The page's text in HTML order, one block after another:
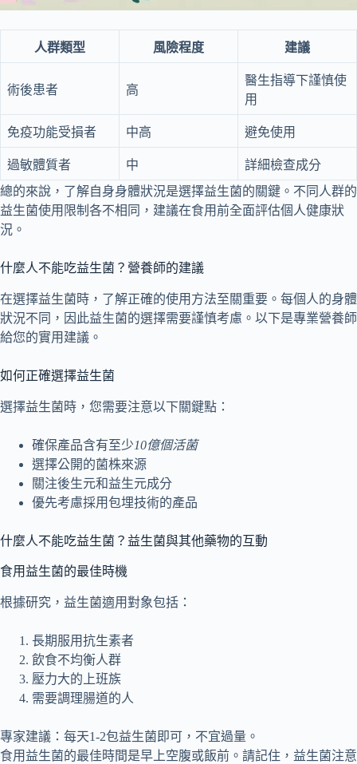
人群類型 風險程度 建議
術後患者 高
醫生指導下謹慎使
用
免疫功能受損者 中高 避免使用
過敏體質者 中
詳細檢查成分
總的來說，了解自身身體狀況是選擇益生菌的關鍵。不同人群的
益生菌使用限制各不相同，建議在食用前全面評估個人健康狀
況。
什麼人不能吃益生菌？營養師的建議
在選擇益生菌時，了解正確的使用方法至關重要。每個人的身體
狀況不同，因此益生菌的選擇需要謹慎考慮。以下是專業營養師
給您的實用建議。
如何正確選擇益生菌
選擇益生菌時，您需要注意以下關鍵點：
確保產品含有至少10億個活菌
選擇公開的菌株來源
關注後生元和益生元成分
優先考慮採用包埋技術的產品
什麼人不能吃益生菌？益生菌與其他藥物的互動
食用益生菌的最佳時機
根據研究，益生菌適用對象包括：
長期服用抗生素者
飲食不均衡人群
壓力大的上班族
需要調理腸道的人
專家建議：每天1-2包益生菌即可，不宜過量。
食用益生菌的最佳時間是早上空腹或飯前。請記住，益生菌注意